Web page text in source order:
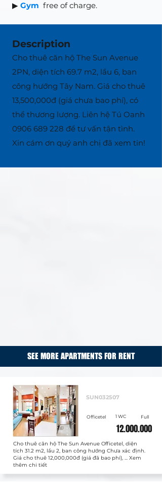
▶ Gym free of charge.
Description
Cho thuê căn hộ The Sun Avenue
2PN, diện tích 69.7 m2, lầu 6, ban
công hướng Tây Nam. Giá cho thuê
13,500,000đ (giá chưa bao phí), có
thể thương lượng. Liên hệ Tú Oanh
0906 689 228 để tư vấn tận tình.
Xin cám ơn quý anh chị đã xem tin!
SEE MORE APARTMENTS FOR RENT
SUN032507
Officetel 1 WC Full
12.000.000
Cho thuê căn hộ The Sun Avenue Officetel, diện
tích 31.2 m2, lầu 2, ban công hướng Chưa xác định.
Giá cho thuê 12,000,000đ (giá đã bao phí), ... Xem
thêm chi tiết